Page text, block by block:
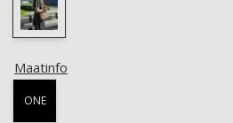
Maatinfo
ONE